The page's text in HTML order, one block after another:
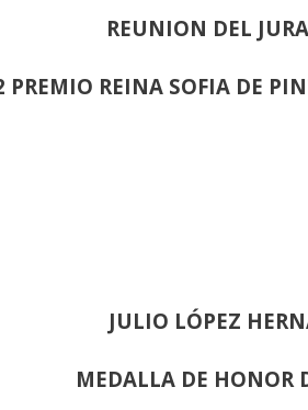
REUNION DEL
PREMIO REINA SOFIA DE
JULIO LÓPEZ
MEDALLA DE HONOR